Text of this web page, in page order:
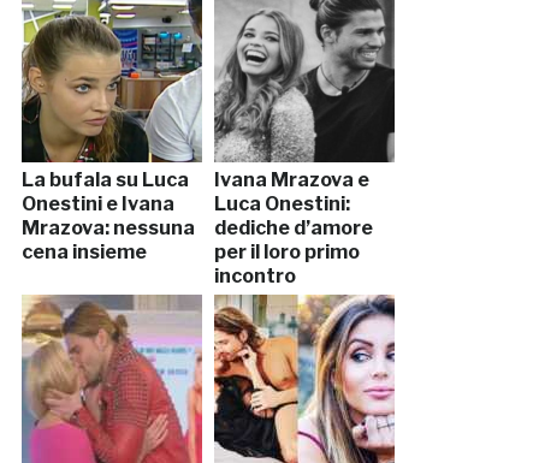
La bufala su Luca
Onestini e Ivana
Mrazova: nessuna
cena insieme
Ivana Mrazova e
Luca Onestini:
dediche d’amore
per il loro primo
incontro